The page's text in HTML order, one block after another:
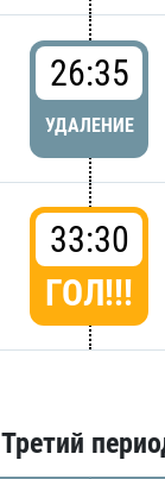
26:35
УДАЛЕНИЕ
33:30
ГОЛ!!!
Третий